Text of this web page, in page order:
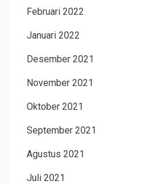
Februari 2022
Januari 2022
Desember 2021
November 2021
Oktober 2021
September 2021
Agustus 2021
Juli 2021